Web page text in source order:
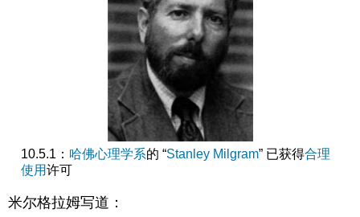
10.5.1： 哈佛心理学系的 “Stanley Milgram” 已获得合理
使用许可
米尔格拉姆写道：